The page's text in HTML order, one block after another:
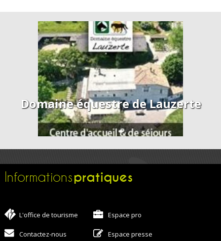
Domaine équestre de Lauzerte
Informationspratiques
L'office de tourisme Espace pro
Contactez-nous Espace presse